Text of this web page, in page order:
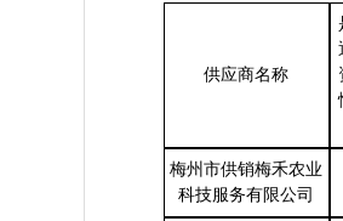
供应商名称
梅州市供销梅禾农业
科技服务有限公司